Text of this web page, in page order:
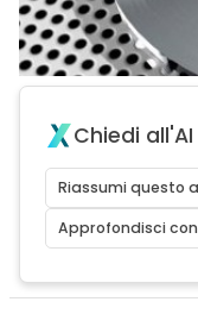
Chiedi all'AI
Riassumi questo
Approfondisci